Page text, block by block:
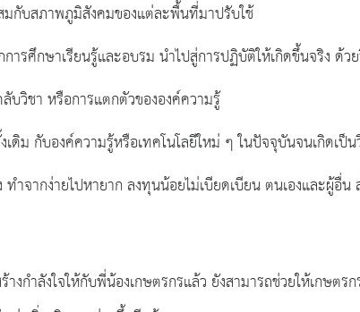
กับสภาพภูมิสังคมของแต่ละพื้นที่มาปรับใช้
ารศึกษาเรียนรู้และอบรม นำไปสู่การปฏิบัติให้เกิดขึ้นจริง ด้
บวิชา หรือการแตกตัวขององค์ความรู้
ม กับองค์ความรู้หรือเทคโนโลยีใหม่ ๆ ในปัจจุบันจนเกิดเป็
ากง่ายไปหายาก ลงทุนน้อยไม่เบียดเบียน ตนเองและผู้อื่น
ำลังใจให้กับพี่น้องเกษตรกรแล้ว ยังสามารถช่วยให้เกษตร